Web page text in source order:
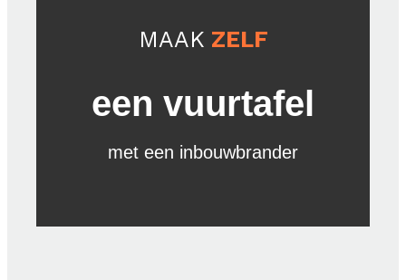
MAAK ZELF
een vuurtafel
met een inbouwbrander